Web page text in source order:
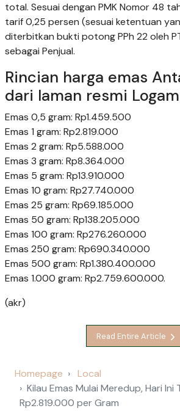
total. Sesuai dengan PMK Nomor 48
tarif 0,25 persen (sesuai ketentuan
diterbitkan bukti potong PPh 22 oleh
sebagai Penjual.
Rincian harga emas
dari laman resmi
Emas 0,5 gram: Rp1.459.500
Emas 1 gram: Rp2.819.000
Emas 2 gram: Rp5.588.000
Emas 3 gram: Rp8.364.000
Emas 5 gram: Rp13.910.000
Emas 10 gram: Rp27.740.000
Emas 25 gram: Rp69.185.000
Emas 50 gram: Rp138.205.000
Emas 100 gram: Rp276.260.000
Emas 250 gram: Rp690.340.000
Emas 500 gram: Rp1.380.400.000
Emas 1.000 gram: Rp2.759.600.000.
(akr)
Read Entire Article
Homepage
Local
Kilau Emas Mulai Meredup, Hari Ini
Rp2.819.000 per Gram